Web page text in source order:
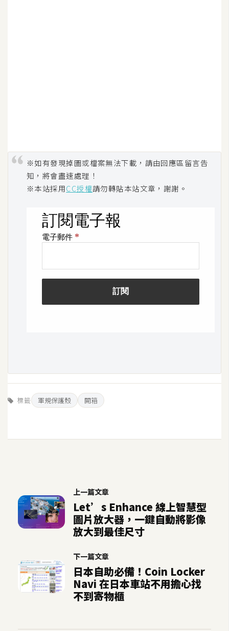
※如有發現掉圖或檔案無法下載，請由回應區留言告
知，將會盡速處理！
※本站採用CC授權請勿轉貼本站文章，謝謝。
標籤 軍規保護殼 開箱
上一篇文章
Let’s Enhance 線上智慧型
圖片放大器，一鍵自動將影像
放大到最佳尺寸
下一篇文章
日本自助必備！Coin Locker
Navi 在日本車站不用擔心找
不到寄物櫃